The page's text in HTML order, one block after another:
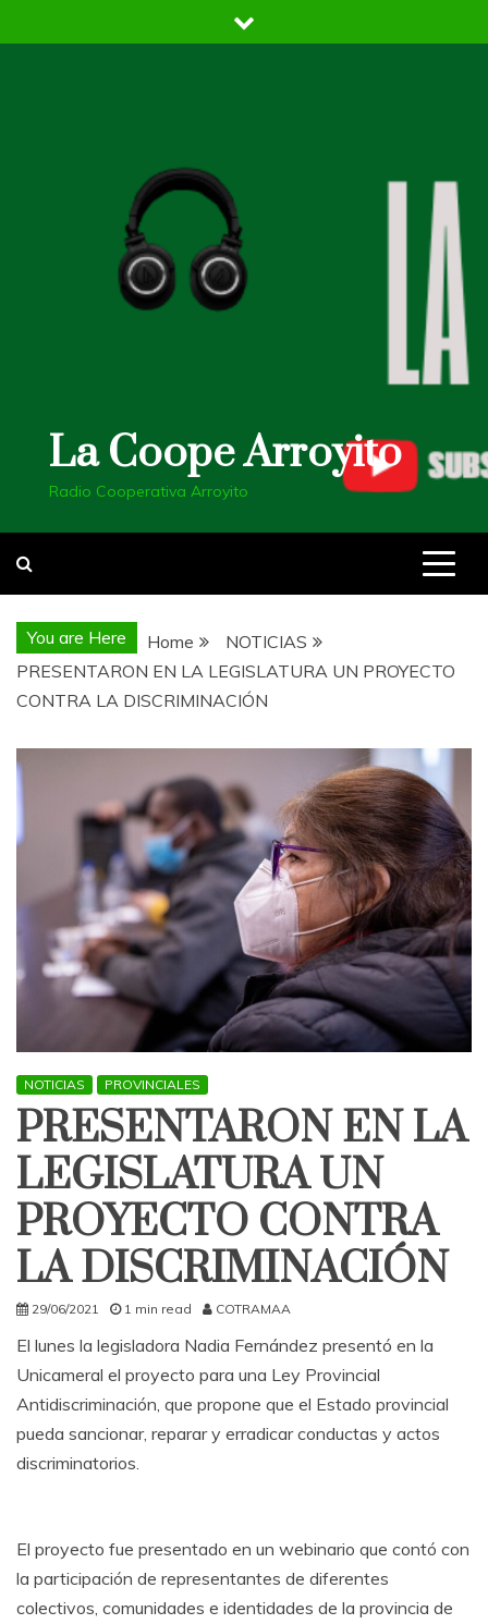
to
La Coope Arroyito
Radio Cooperativa Arroyito
You are Here Home
NOTICIAS
PRESENTARON EN LA LEGISLATURA UN PROYECTO
CONTRA LA DISCRIMINACIÓN
NOTICIAS PROVINCIALES
PRESENTARON EN LA
LEGISLATURA UN
PROYECTO CONTRA
LA DISCRIMINACIÓN
29/06/2021 1 min read COTRAMAA
El lunes la legisladora Nadia Fernández presentó en la
Unicameral el proyecto para una Ley Provincial
Antidiscriminación, que propone que el Estado provincial
pueda sancionar, reparar y erradicar conductas y actos
discriminatorios.
El proyecto fue presentado en un webinario que contó con
la participación de representantes de diferentes
colectivos, comunidades e identidades de la provincia de